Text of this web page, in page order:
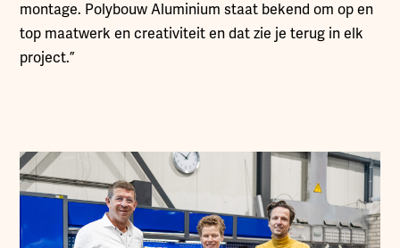
montage. Polybouw Aluminium staat bekend om op en
top maatwerk en creativiteit en dat zie je terug in elk
project.”